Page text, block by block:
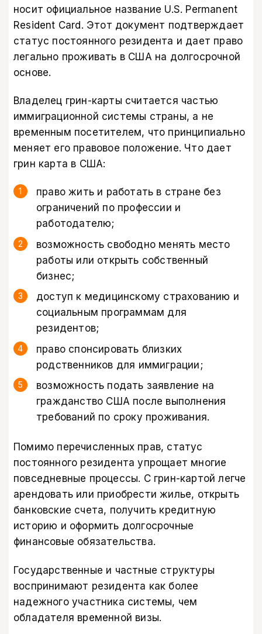
носит официальное название U.S. Permanent
Resident Card. Этот документ подтверждает
статус постоянного резидента и дает право
легально проживать в США на долгосрочной
основе.
Владелец грин-карты считается частью
иммиграционной системы страны, а не
временным посетителем, что принципиально
меняет его правовое положение. Что дает
грин карта в США:
право жить и работать в стране без
ограничений по профессии и
работодателю;
возможность свободно менять место
работы или открыть собственный
бизнес;
доступ к медицинскому страхованию и
социальным программам для
резидентов;
право спонсировать близких
родственников для иммиграции;
возможность подать заявление на
гражданство США после выполнения
требований по сроку проживания.
Помимо перечисленных прав, статус
постоянного резидента упрощает многие
повседневные процессы. С грин-картой легче
арендовать или приобрести жилье, открыть
банковские счета, получить кредитную
историю и оформить долгосрочные
финансовые обязательства.
Государственные и частные структуры
воспринимают резидента как более
надежного участника системы, чем
обладателя временной визы.